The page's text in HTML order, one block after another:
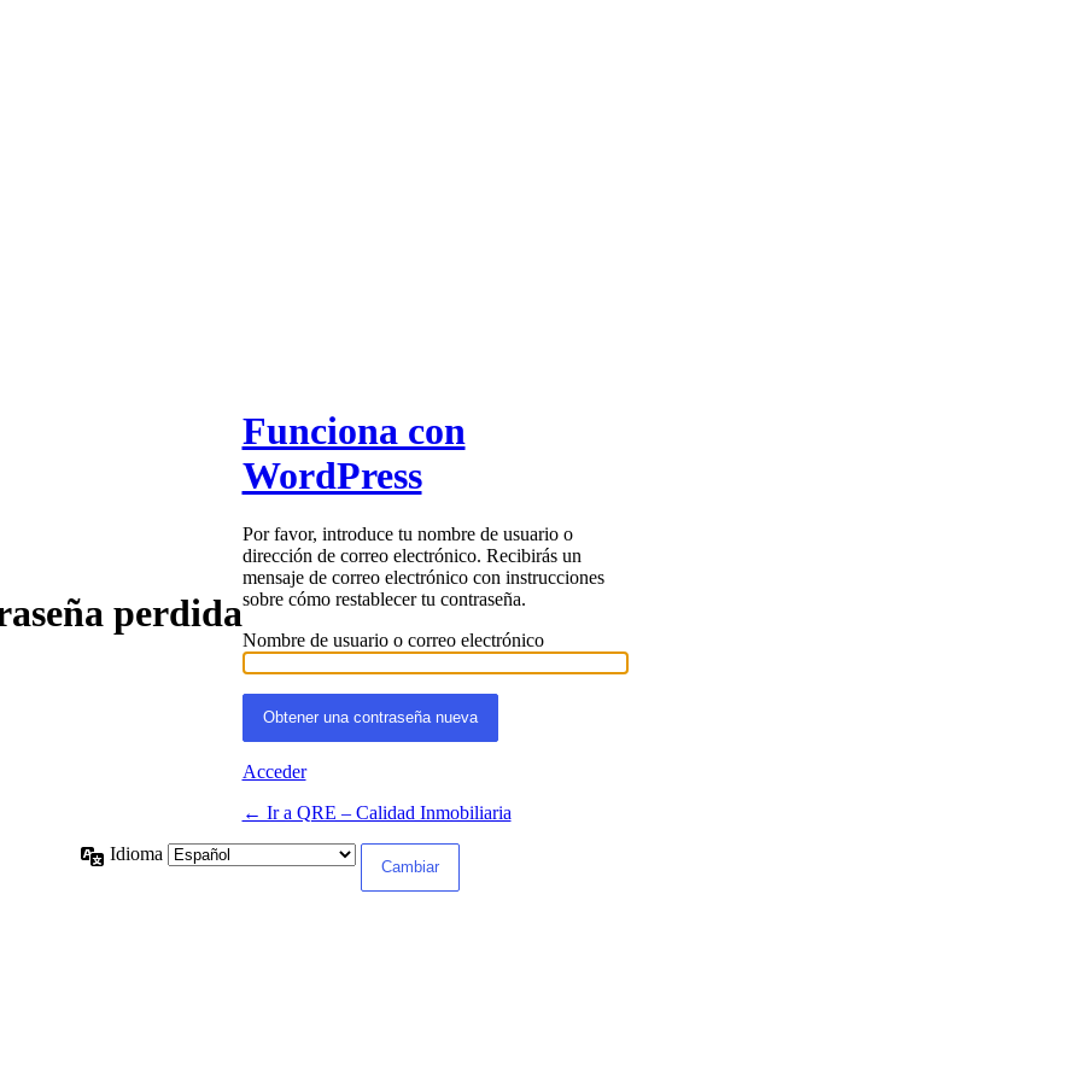
perdida
Funciona con
WordPress
Por favor, introduce tu nombre de usuario o
dirección de correo electrónico. Recibirás un
mensaje de correo electrónico con instrucciones
sobre cómo restablecer tu contraseña.
Nombre de usuario o correo electrónico
Acceder
← Ir a QRE – Calidad Inmobiliaria
Idioma